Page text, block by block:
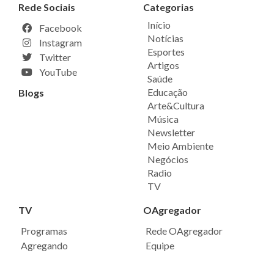
Rede Sociais
Facebook
Instagram
Twitter
YouTube
Blogs
Categorias
Início
Notícias
Esportes
Artigos
Saúde
Educação
Arte&Cultura
Música
Newsletter
Meio Ambiente
Negócios
Radio
TV
TV
Programas
Agregando
OAgregador
Rede OAgregador
Equipe